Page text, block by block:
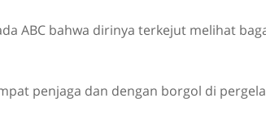
ABC bahwa dirinya terkejut melihat
penjaga dan dengan borgol di